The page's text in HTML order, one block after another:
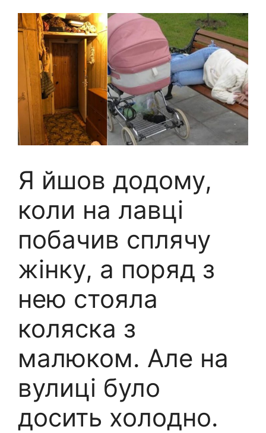
Я йшов додому,
коли на лавці
побачив сплячу
жінку, а поряд з
нею стояла
коляска з
малюком. Але на
вулиці було
досить холодно.